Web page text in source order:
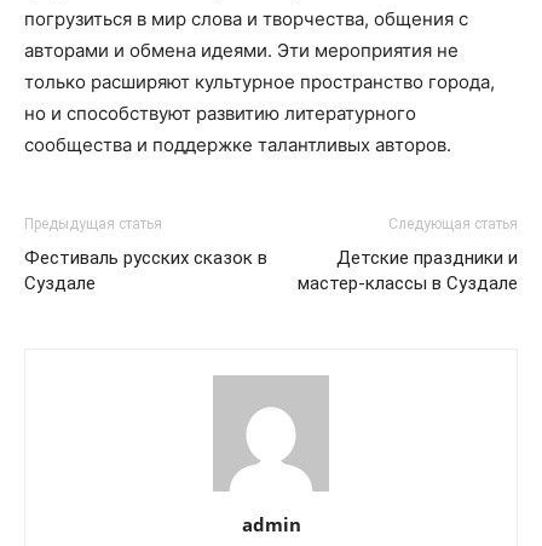
погрузиться в мир слова и творчества, общения с
авторами и обмена идеями. Эти мероприятия не
только расширяют культурное пространство города,
но и способствуют развитию литературного
сообщества и поддержке талантливых авторов.
Предыдущая статья
Фестиваль русских сказок в
Суздале
Следующая статья
Детские праздники и
мастер-классы в Суздале
admin